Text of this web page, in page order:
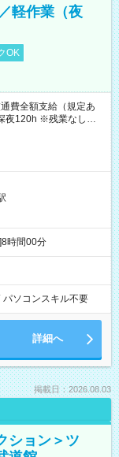
軽作業（夜
OK
費全額支給（規定あ
夜120h ※残業なしの場
時間00分
パソコンスキル不要
詳細へ
掲載日：2026.08.03
ション＞ツ